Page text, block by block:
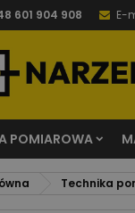
601 904 908 E-
POMIAROWA
Technika